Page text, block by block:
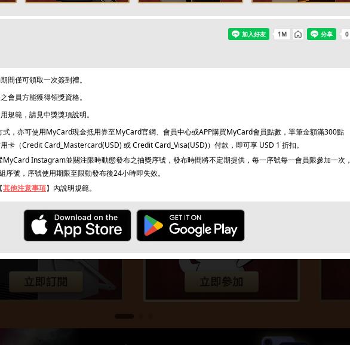
間僅可領取一次簽到禮。
會員方能獲得領獎資格。
規範，請見中獎獎項說明。
式，亦可使用MyCard現金抵用券至MyCard官網、會員中心或APP購買MyCard會員點數，單筆金額滿300點
卡（Credit Card_Mastercard(USD) 或 Credit Card_Visa(USD)）付款，即可享 USD 1 折扣。
Instagram並關注限時動態發布之抽獎序號，發布時間將不定期提供，每一序號每一會員限參加一次，
序號，序號使用期限至限動發布後24小時即失效。
其他注意事項】內說明規範。